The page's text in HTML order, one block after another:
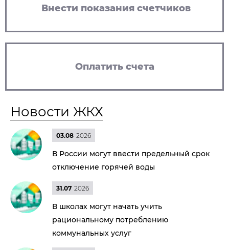
Внести показания счетчиков
Оплатить счета
Новости ЖКХ
03.08 2026
В России могут ввести предельный срок
отключение горячей воды
31.07 2026
В школах могут начать учить
рациональному потреблению
коммунальных услуг